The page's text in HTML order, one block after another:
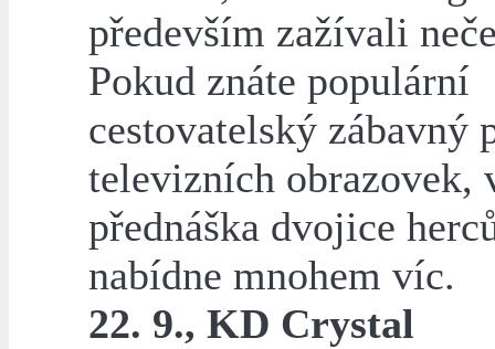
především zažívali
Pokud znáte populární
cestovatelský zábavný
televizních obrazovek,
přednáška dvojice
nabídne mnohem víc.
22. 9., KD Crystal